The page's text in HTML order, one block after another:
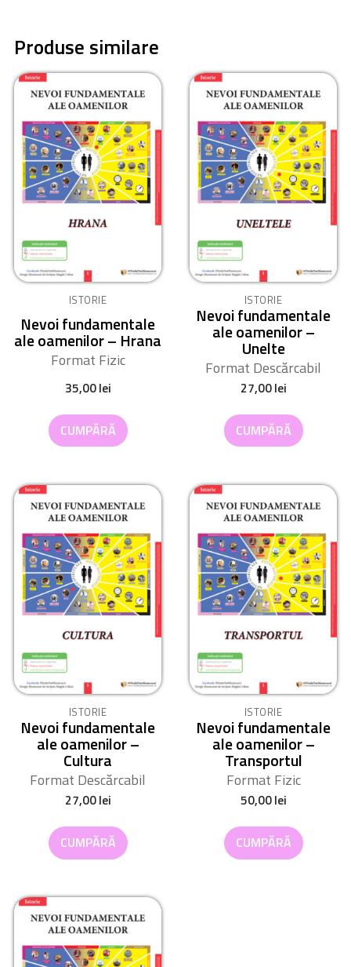
Produse similare
ISTORIE
Nevoi fundamentale
ale oamenilor – Hrana
Format Fizic
35,00lei
CUMPĂRĂ
ISTORIE
Nevoi fundamentale
ale oamenilor –
Unelte
Format Descărcabil
27,00lei
CUMPĂRĂ
ISTORIE
Nevoi fundamentale
ale oamenilor –
Cultura
Format Descărcabil
27,00lei
CUMPĂRĂ
ISTORIE
Nevoi fundamentale
ale oamenilor –
Transportul
Format Fizic
50,00lei
CUMPĂRĂ